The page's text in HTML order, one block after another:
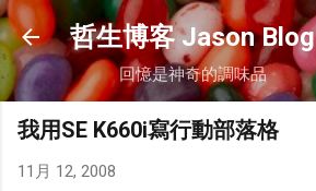
跳到主要內容
哲生博客 Jason Blog
回憶是神奇的調味品
我用SE K660i寫行動部落格
11月 12, 2008